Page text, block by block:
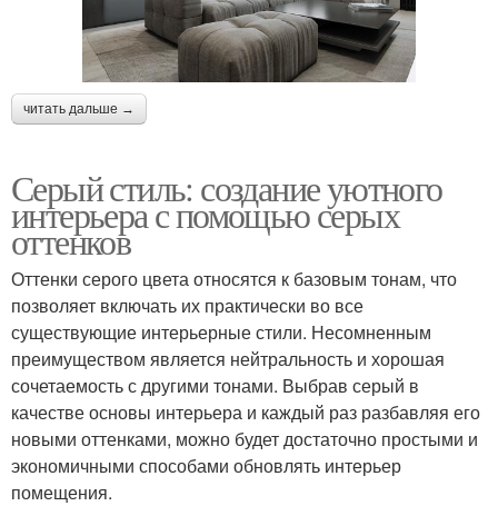
читать дальше →
Серый стиль: создание уютного
интерьера с помощью серых
оттенков
Оттенки серого цвета относятся к базовым тонам, что
позволяет включать их практически во все
существующие интерьерные стили. Несомненным
преимуществом является нейтральность и хорошая
сочетаемость с другими тонами. Выбрав серый в
качестве основы интерьера и каждый раз разбавляя его
новыми оттенками, можно будет достаточно простыми и
экономичными способами обновлять интерьер
помещения.